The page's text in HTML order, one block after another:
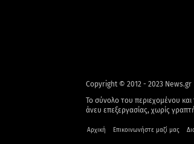
Copyright © 2012 - 2023 News.gr
Το σύνολο του περιεχομένου
άνευ επεξεργασίας, χωρίς
Αρχική Επικοινωνήστε μαζί μας